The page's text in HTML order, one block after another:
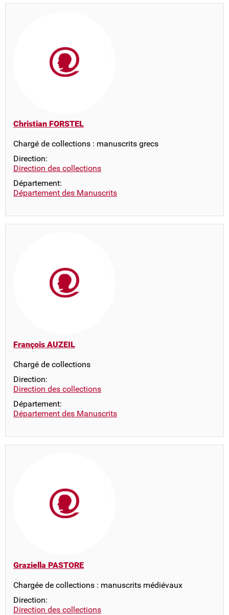
Christian FORSTEL
Chargé de collections : manuscrits grecs
Direction:
Direction des collections
Département:
Département des Manuscrits
François AUZEIL
Chargé de collections
Direction:
Direction des collections
Département:
Département des Manuscrits
Graziella PASTORE
Chargée de collections : manuscrits médiévaux
Direction:
Direction des collections